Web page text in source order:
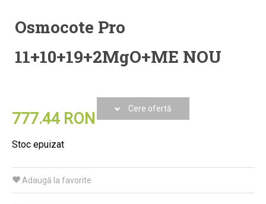
Osmocote Pro
11+10+19+2MgO+ME NOU
777.44 RON
Cere ofertă
Stoc epuizat
Adaugă la favorite